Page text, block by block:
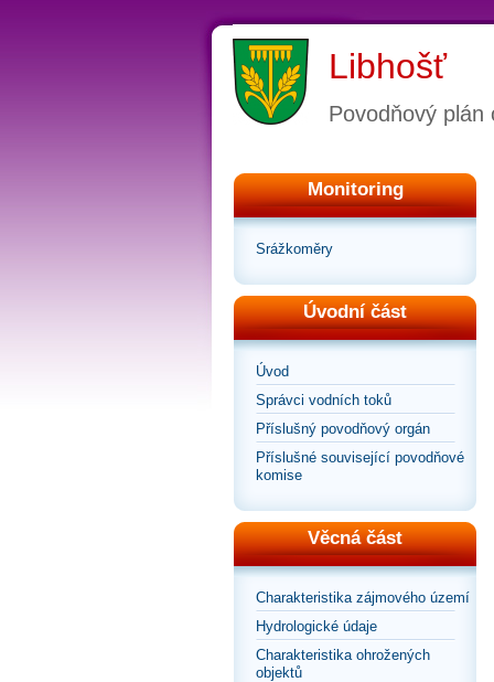
Libhošť
Povodňový plán
Monitoring
Srážkoměry
Úvodní část
Úvod
Správci vodních toků
Příslušný povodňový orgán
Příslušné související povodňové
komise
Věcná část
Charakteristika zájmového území
Hydrologické údaje
Charakteristika ohrožených
objektů